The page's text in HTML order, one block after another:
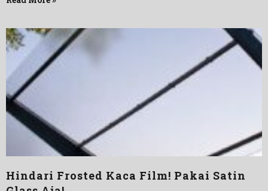
Hindari Frosted Kaca Film! Pakai Satin